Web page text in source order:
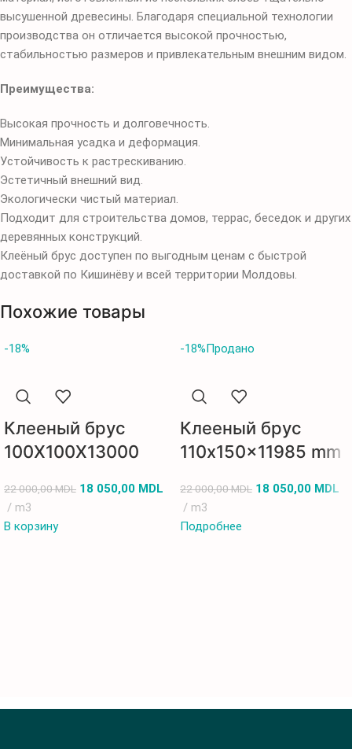
высушенной древесины. Благодаря специальной технологии
производства он отличается высокой прочностью,
стабильностью размеров и привлекательным внешним видом.
Преимущества:
Высокая прочность и долговечность.
Минимальная усадка и деформация.
Устойчивость к растрескиванию.
Эстетичный внешний вид.
Экологически чистый материал.
Подходит для строительства домов, террас, беседок и других
деревянных конструкций.
Клеёный брус доступен по выгодным ценам с быстрой
доставкой по Кишинёву и всей территории Молдовы.
Похожие товары
-18%
Клееный брус
100X100X13000
22 000,00MDL 18 050,00 MDL
m3
В корзину
-18%Продано
Клееный брус
110x150x11985 mm
22 000,00MDL 18 050,00 MDL
m3
Подробнее